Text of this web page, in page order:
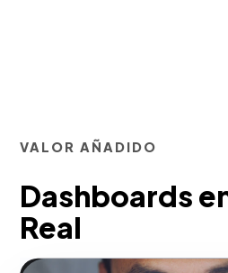
VALOR AÑADIDO
Dashboards
Real